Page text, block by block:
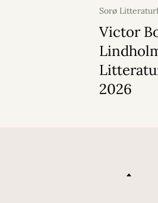
Sorø
maj 2026
Victor
2026